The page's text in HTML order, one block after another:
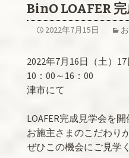
BinO LOAFER
2022年7月15日
2022年7月16日（土）17
10：00～16：00
津市にて
LOAFER完成見学会を開
お施主さまのこだわり
ぜひこの機会にご見学